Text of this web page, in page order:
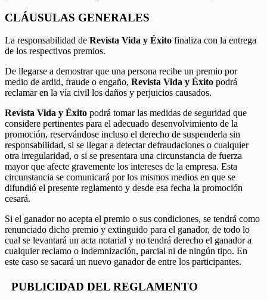
CLÁUSULAS GENERALES
La responsabilidad de Revista Vida y Éxito finaliza con la entrega
de los respectivos premios.
De llegarse a demostrar que una persona recibe un premio por
medio de ardid, fraude o engaño, Revista Vida y Éxito podrá
reclamar en la vía civil los daños y perjuicios causados.
Revista Vida y Éxito podrá tomar las medidas de seguridad que
considere pertinentes para el adecuado desenvolvimiento de la
promoción, reservándose incluso el derecho de suspenderla sin
responsabilidad, si se llegar a detectar defraudaciones o cualquier
otra irregularidad, o si se presentara una circunstancia de fuerza
mayor que afecte gravemente los intereses de la empresa. Esta
circunstancia se comunicará por los mismos medios en que se
difundió el presente reglamento y desde esa fecha la promoción
cesará.
Si el ganador no acepta el premio o sus condiciones, se tendrá como
renunciado dicho premio y extinguido para el ganador, de todo lo
cual se levantará un acta notarial y no tendrá derecho el ganador a
cualquier reclamo o indemnización, parcial ni de ningún tipo. En
este caso se sacará un nuevo ganador de entre los participantes.
PUBLICIDAD DEL REGLAMENTO